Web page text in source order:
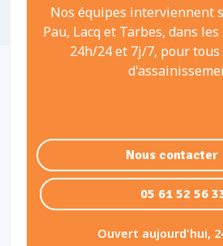
Nos équipes interviennent
Pau, Lacq et Tarbes, dans
24h/24 et 7j/7, pour tous
Nous contacter
05 61 52 56
Ouvert aujourd'hui,